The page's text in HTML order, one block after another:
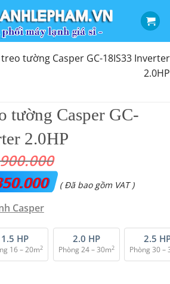
tường Casper GC-18IS33 Inverter
2.0HP
tường Casper GC-
2.0HP
Giá
là:
₫ 9.350.000.
( Đã bao gồm VAT )
Casper
1.5 HP
16 – 20m2
2.0 HP
Phòng 24 – 30m2
2.5
Phòng 30 –